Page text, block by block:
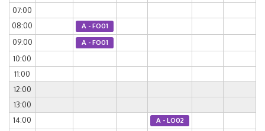
07:00
08:00
A - FO01
09:00 A - FO01
10:00
11:00
12:00
13:00
14:00
A - LO02